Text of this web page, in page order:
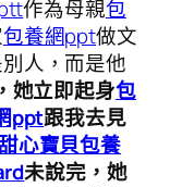
作為母親包
包養網ppt做文
人，而是他
她立即起身包
ppt跟我去見
心寶貝包養
未說完，她